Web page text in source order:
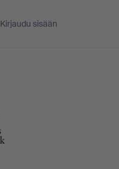
Kirjaudu sisään